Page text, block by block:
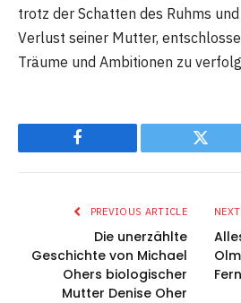
trotz der Schatten des Ruhms
Verlust seiner Mutter,
Träume und Ambitionen zu
Facebook
PREVIOUS ARTICLE
Die unerzählte
Geschichte von Michael
Ohers biologischer
Mutter Denise Oher